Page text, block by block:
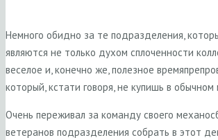
Немного обидно за те подразделения,
являются не только духом сплоченности
веселое и, конечно же, полезное
который, кстати говоря, не купишь в обычном
Очень переживал за команду своего
ветеранов подразделения собрать в этот